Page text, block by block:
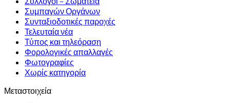
Συμπαγών Οργάνων
Συνταξιοδοτικές παροχές
Τελευταία νέα
Τύπος και τηλεόραση
Φορολογικές απαλλαγές
Φωτογραφίες
Χωρίς κατηγορία
Μεταστοιχεία